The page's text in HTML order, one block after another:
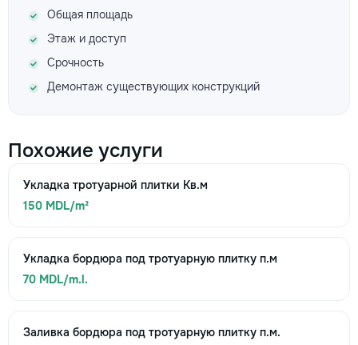
Общая площадь
Этаж и доступ
Срочность
Демонтаж существующих конструкций
Похожие услуги
Укладка тротуарной плитки Кв.м
150 MDL/m²
Укладка бордюра под тротуарную плитку п.м
70 MDL/m.l.
Заливка бордюра под тротуарную плитку п.м.